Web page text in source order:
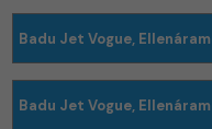
Badu Jet Vogue,
Badu Jet Vogue,